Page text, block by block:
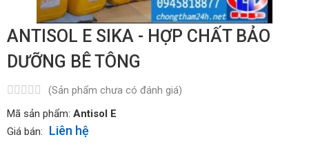
ANTISOL E SIKA - HỢP CHẤT BẢO
DƯỠNG BÊ TÔNG
(Sản phẩm chưa có đánh giá)
Mã sản phẩm: Antisol E
Giá bán:
Liên hệ